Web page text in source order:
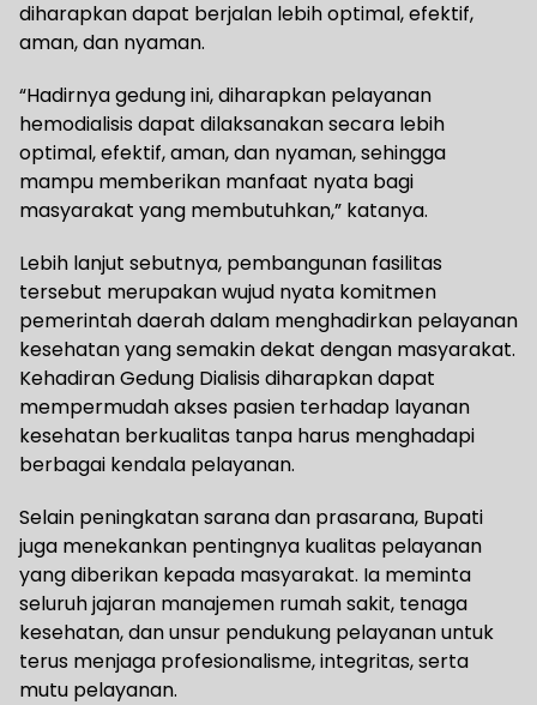
diharapkan dapat berjalan lebih optimal, efektif,
aman, dan nyaman.
“Hadirnya gedung ini, diharapkan pelayanan
hemodialisis dapat dilaksanakan secara lebih
optimal, efektif, aman, dan nyaman, sehingga
mampu memberikan manfaat nyata bagi
masyarakat yang membutuhkan,” katanya.
Lebih lanjut sebutnya, pembangunan fasilitas
tersebut merupakan wujud nyata komitmen
pemerintah daerah dalam menghadirkan pelayanan
kesehatan yang semakin dekat dengan masyarakat.
Kehadiran Gedung Dialisis diharapkan dapat
mempermudah akses pasien terhadap layanan
kesehatan berkualitas tanpa harus menghadapi
berbagai kendala pelayanan.
Selain peningkatan sarana dan prasarana, Bupati
juga menekankan pentingnya kualitas pelayanan
yang diberikan kepada masyarakat. Ia meminta
seluruh jajaran manajemen rumah sakit, tenaga
kesehatan, dan unsur pendukung pelayanan untuk
terus menjaga profesionalisme, integritas, serta
mutu pelayanan.